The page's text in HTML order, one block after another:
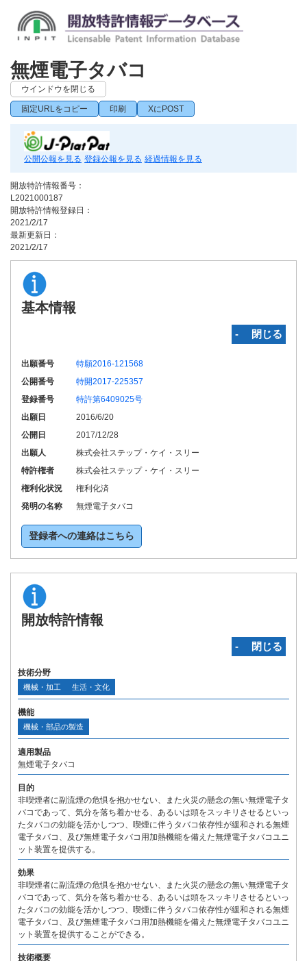
無煙電子タバコ
ウインドウを閉じる
固定URLをコピー 印刷 XにPOST
公開公報を見る 登録公報を見る 経過情報を見る
開放特許情報番号：
L2021000187
開放特許情報登録日：
2021/2/17
最新更新日：
2021/2/17
基本情報
‐ 閉じる
出願番号
特願2016-121568
公開番号
特開2017-225357
登録番号
特許第6409025号
出願日
2016/6/20
公開日
2017/12/28
出願人
株式会社ステップ・ケイ・スリー
特許権者
株式会社ステップ・ケイ・スリー
権利化状況
権利化済
発明の名称
無煙電子タバコ
登録者への連絡はこちら
開放特許情報
‐ 閉じる
技術分野
機械・加工 生活・文化
機能
機械・部品の製造
適用製品
無煙電子タバコ
目的
非喫煙者に副流煙の危惧を抱かせない、また火災の懸念の無い無煙電子タ
バコであって、気分を落ち着かせる、あるいは頭をスッキリさせるといっ
たタバコの効能を活かしつつ、喫煙に伴うタバコ依存性が緩和される無煙
電子タバコ、及び無煙電子タバコ用加熱機能を備えた無煙電子タバコユニ
ット装置を提供する。
効果
非喫煙者に副流煙の危惧を抱かせない、また火災の懸念の無い無煙電子タ
バコであって、気分を落ち着かせる、あるいは頭をスッキリさせるといっ
たタバコの効能を活かしつつ、喫煙に伴うタバコ依存性が緩和される無煙
電子タバコ、及び無煙電子タバコ用加熱機能を備えた無煙電子タバコユニ
ット装置を提供することができる。
技術概要